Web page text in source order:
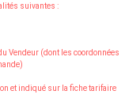
suivantes :
Vendeur (dont les coordonnées
et indiqué sur la fiche tarifaire